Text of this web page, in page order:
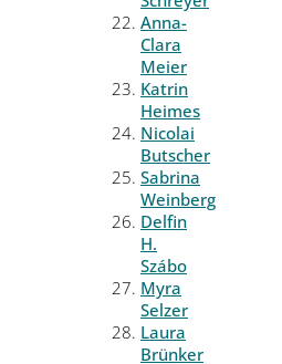
Anna-
Clara
Meier
Katrin
Heimes
Nicolai
Butscher
Sabrina
Weinberg
Delfin
H.
Szábo
Myra
Selzer
Laura
Brünker